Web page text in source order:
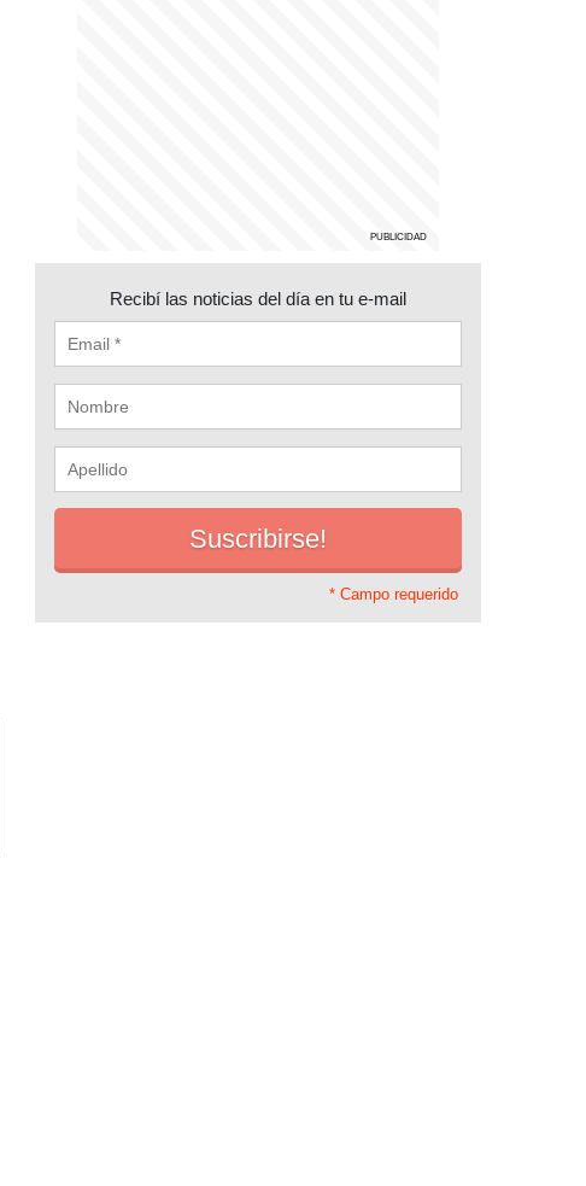
Recibí las noticias del día en tu e-mail
* Campo requerido